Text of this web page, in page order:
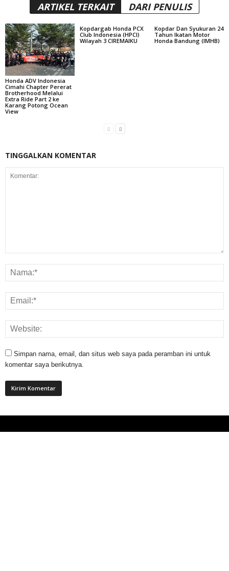
ARTIKEL TERKAIT DARI PENULIS
Honda ADV Indonesia
Cimahi Chapter Pererat
Brotherhood Melalui
Extra Ride Part 2 ke
Karang Potong Ocean
View
Kopdargab Honda PCX
Club Indonesia (HPCI)
Wilayah 3 CIREMAIKU
Kopdar Dan Syukuran 24
Tahun Ikatan Motor
Honda Bandung (IMHB)
TINGGALKAN KOMENTAR
Simpan nama, email, dan situs web saya pada peramban ini untuk
komentar saya berikutnya.